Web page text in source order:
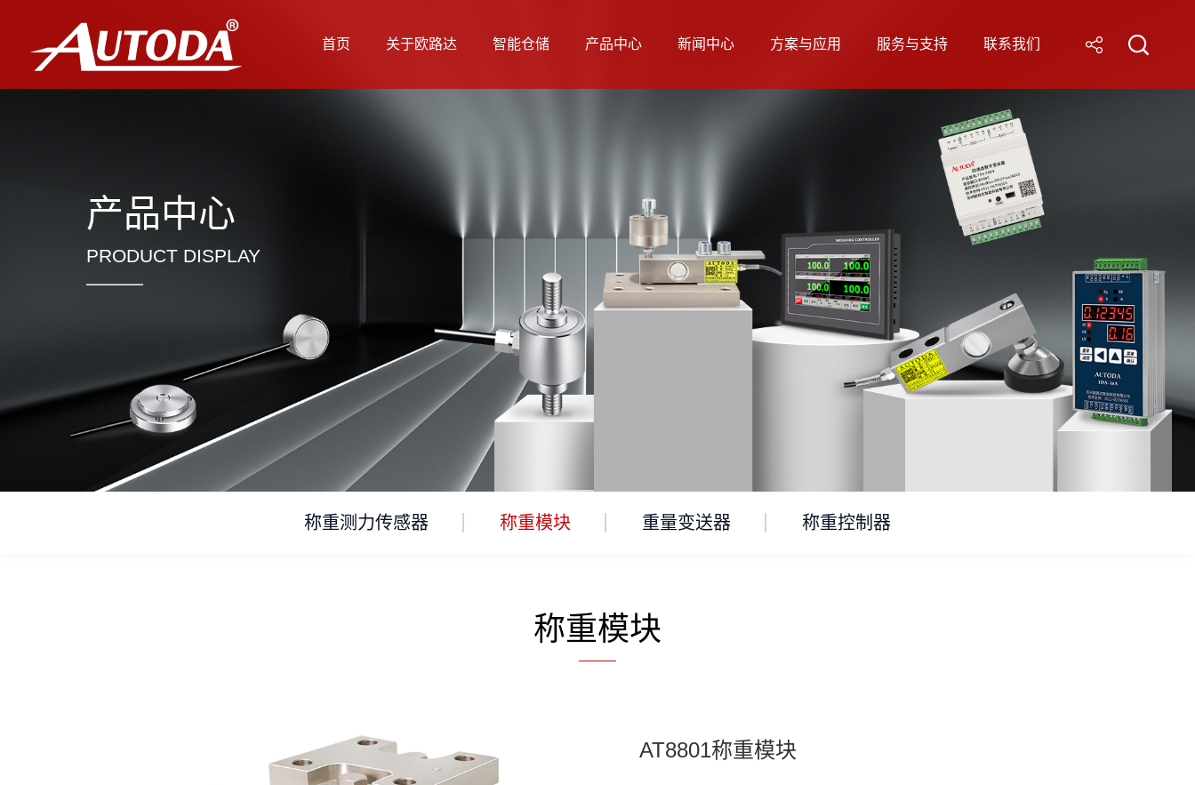
首页 关于欧路达 智能仓储 产品中心 新闻中心 方案与应用 服务与支持 联系我们
产品中心
PRODUCT DISPLAY
称重测力传感器 称重模块 重量变送器 称重控制器
称重模块
AT8801称重模块